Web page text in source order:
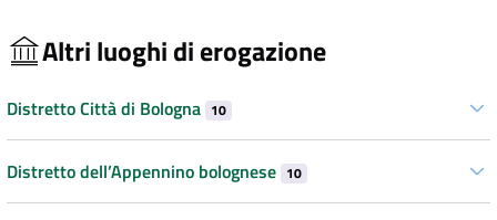
Altri luoghi di erogazione
Distretto Città di Bologna 10
Distretto dell’Appennino bolognese 10